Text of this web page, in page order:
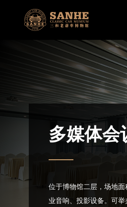
多媒体会
位于博物馆二层，场地面
业音响、投影设备。可